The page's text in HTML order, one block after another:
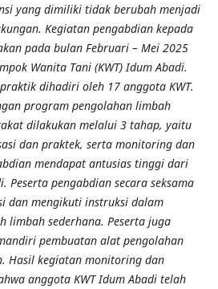
yang dimiliki tidak berubah menjadi
Kegiatan pengabdian kepada
pada bulan Februari – Mei 2025
Wanita Tani (KWT) Idum Abadi.
dihadiri oleh 17 anggota KWT.
program pengolahan limbah
dilakukan melalui 3 tahap, yaitu
dan praktek, serta monitoring dan
mendapat antusias tinggi dari
Peserta pengabdian secara seksama
dan mengikuti instruksi dalam
limbah sederhana. Peserta juga
pembuatan alat pengolahan
Hasil kegiatan monitoring dan
anggota KWT Idum Abadi telah